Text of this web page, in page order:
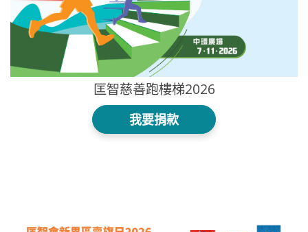
匡智慈善跑樓梯2026
我要捐款